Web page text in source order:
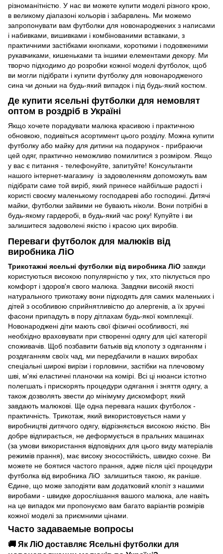
різноманітністю. У нас ви можете купити моделі різного крою,
в великому діапазоні кольорів і забарвлень. Ми можемо
запропонувати вам футболки для новонароджених з написами
і набивками, вишивками і комбінованими вставками, з
практичними застібками кнопками, короткими і подовженими
рукавчиками, кишеньками та іншими елементами декору. Ми
творчо підходимо до розробки кожної моделі футболок, щоб
ви могли підібрати і купити футболку для новонародженого
сина чи доньки на будь-який випадок і під будь-який костюм.
Де купити ясельні футболки для немовлят
оптом в роздріб в Україні
Якщо хочете порадувати малюка красивою і практичною
обновкою, подивіться асортимент цього розділу. Можна купити
футболку або майку для дитини на подарунок - прибраючи
цей одяг, практично неможливо помилитися з розміром. Якщо
у вас є питання - телефонуйте, запитуйте! Консультанти
нашого інтернет-магазину із задоволенням допоможуть вам
підібрати саме той виріб, який принесе найбільше радості і
користі своєму маленькому господареві або господині. Дитячі
майки, футболки зайвими не бувають ніколи. Вони потрібні в
будь-якому гардеробі, в будь-який час року! Купуйте і ви
залишитеся задоволені якістю і красою цих виробів.
Переваги футболок для малюків від
виробника ЛіО
Трикотажні ясельні футболки від виробника ЛіО завжди
користуються високою популярністю у тих, хто піклується про
комфорт і здоров'я свого малюка. Завдяки високій якості
натурального трикотажу вони підходять для самих маленьких і
дітей з особливою сприйнятливістю до алергенів, а їх зручні
фасони припадуть в пору дітлахам будь-якої комплекції.
Новонароджені діти мають свої фізичні особливості, які
необхідно враховувати при створенні одягу для цієї категорії
споживачів. Щоб позбавити батьків від клопоту з одяганням і
роздяганням своїх чад, ми передбачили в наших виробах
спеціальні широкі вирізи і горловини, застібки на плечовому
шві, м'які еластичні планочки на комірі. Всі ці нюанси істотно
полегшать і прискорять процедури одягання і зняття одягу, а
також дозволять звести до мінімуму дискомфорт, який
завдають малюкові. Ще одна перевага наших футболок -
практичність. Трикотаж, який використовується нами у
виробництві дитячого одягу, відрізняється високою якістю. Він
добре відпирається, не деформується в пральних машинах
(за умови використання відповідних для цього виду матеріалів
режимів прання), має високу зносостійкість, швидко сохне. Ви
можете не боятися частого прання, адже після цієї процедури
футболка від виробника ЛіО залишиться такою, як раніше.
Єдине, що може заподіяти вам додатковий клопіт з нашими
виробами - швидке дорослішання вашого малюка, але навіть
на це випадок ми пропонуємо вам багато варіантів розмірів
кожної моделі за приємними цінами.
Часто задаваемые вопросы
🚚 Як ЛіО доставляє Ясельні футболки для